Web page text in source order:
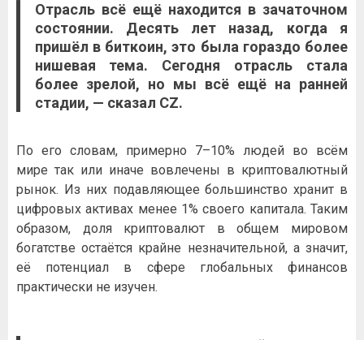
Отрасль всё ещё находится в зачаточном
состоянии. Десять лет назад, когда я
пришёл в биткоин, это была гораздо более
нишевая тема. Сегодня отрасль стала
более зрелой, но мы всё ещё на ранней
стадии, — сказал CZ.
По его словам, примерно 7–10% людей во всём
мире так или иначе вовлечены в криптовалютный
рынок. Из них подавляющее большинство хранит в
цифровых активах менее 1% своего капитала. Таким
образом, доля криптовалют в общем мировом
богатстве остаётся крайне незначительной, а значит,
её потенциал в сфере глобальных финансов
практически не изучен.